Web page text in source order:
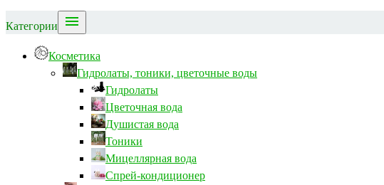
Категории 
Косметика
Гидролаты, тоники, цветочные воды
Гидролаты
Цветочная вода
Душистая вода
Тоники
Мицеллярная вода
Спрей-кондиционер